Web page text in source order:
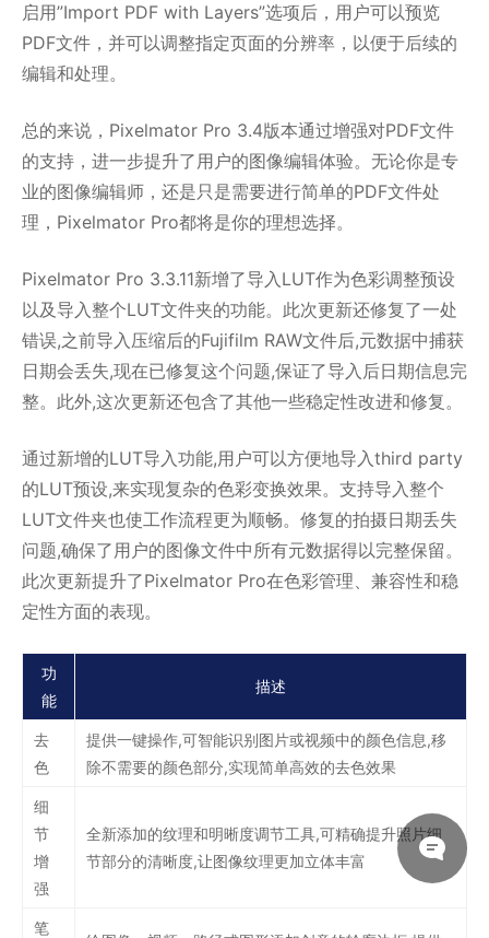
启用”Import PDF with Layers”选项后，用户可以预览
PDF文件，并可以调整指定页面的分辨率，以便于后续的
编辑和处理。
总的来说，Pixelmator Pro 3.4版本通过增强对PDF文件
的支持，进一步提升了用户的图像编辑体验。无论你是专
业的图像编辑师，还是只是需要进行简单的PDF文件处
理，Pixelmator Pro都将是你的理想选择。
Pixelmator Pro 3.3.11新增了导入LUT作为色彩调整预设
以及导入整个LUT文件夹的功能。此次更新还修复了一处
错误,之前导入压缩后的Fujifilm RAW文件后,元数据中捕获
日期会丢失,现在已修复这个问题,保证了导入后日期信息完
整。此外,这次更新还包含了其他一些稳定性改进和修复。
通过新增的LUT导入功能,用户可以方便地导入third party
的LUT预设,来实现复杂的色彩变换效果。支持导入整个
LUT文件夹也使工作流程更为顺畅。修复的拍摄日期丢失
问题,确保了用户的图像文件中所有元数据得以完整保留。
此次更新提升了Pixelmator Pro在色彩管理、兼容性和稳
定性方面的表现。
功
能
描述
去
色
提供一键操作,可智能识别图片或视频中的颜色信息,移
除不需要的颜色部分,实现简单高效的去色效果
细
节
增
强
全新添加的纹理和明晰度调节工具,可精确提升照片细
节部分的清晰度,让图像纹理更加立体丰富
笔